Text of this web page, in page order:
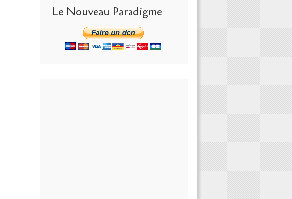
Le Nouveau Paradigme